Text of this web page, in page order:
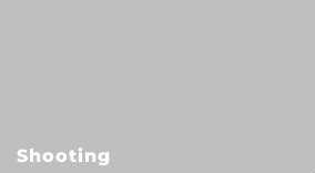
Shooting